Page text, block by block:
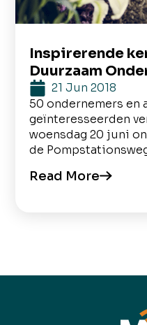
Inspirerende
Duurzaam
21 Jun 2018
50 ondernemers en
geïnteresseerden
woensdag 20 juni
de
Read More